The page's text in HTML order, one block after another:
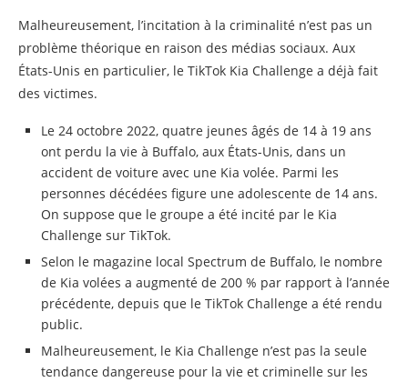
Malheureusement, l’incitation à la criminalité n’est pas un
problème théorique en raison des médias sociaux. Aux
États-Unis en particulier, le TikTok Kia Challenge a déjà fait
des victimes.
Le 24 octobre 2022, quatre jeunes âgés de 14 à 19 ans
ont perdu la vie à Buffalo, aux États-Unis, dans un
accident de voiture avec une Kia volée. Parmi les
personnes décédées figure une adolescente de 14 ans.
On suppose que le groupe a été incité par le Kia
Challenge sur TikTok.
Selon le magazine local Spectrum de Buffalo, le nombre
de Kia volées a augmenté de 200 % par rapport à l’année
précédente, depuis que le TikTok Challenge a été rendu
public.
Malheureusement, le Kia Challenge n’est pas la seule
tendance dangereuse pour la vie et criminelle sur les